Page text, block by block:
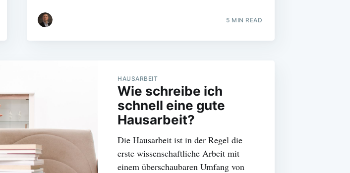
5 MIN READ
HAUSARBEIT
Wie schreibe ich
schnell eine gute
Hausarbeit?
Die Hausarbeit ist in der Regel die
erste wissenschaftliche Arbeit mit
einem überschaubaren Umfang von